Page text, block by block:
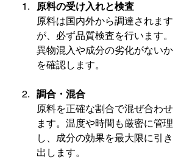
原料の受け入れと検査
原料は国内外から調達されます
が、必ず品質検査を行います。
異物混入や成分の劣化がないか
を確認します。
調合・混合
原料を正確な割合で混ぜ合わせ
ます。温度や時間も厳密に管理
し、成分の効果を最大限に引き
出します。